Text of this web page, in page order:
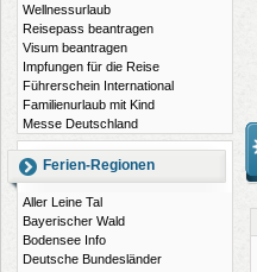
Wellnessurlaub
Reisepass beantragen
Visum beantragen
Impfungen für die Reise
Führerschein International
Familienurlaub mit Kind
Messe Deutschland
Ferien-Regionen
Aller Leine Tal
Bayerischer Wald
Bodensee Info
Deutsche Bundesländer